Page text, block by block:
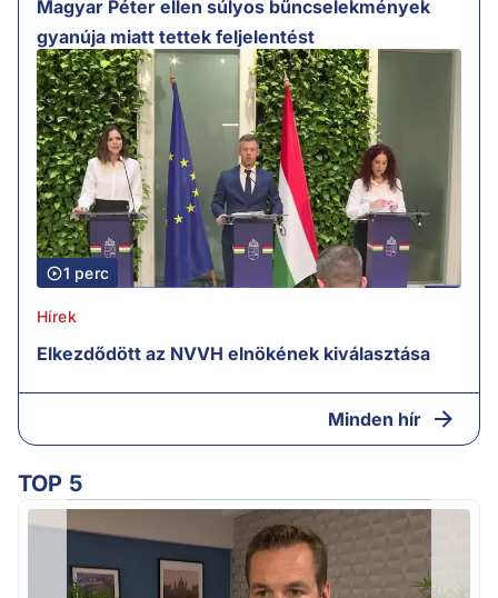
Magyar Péter ellen súlyos bűncselekmények
gyanúja miatt tettek feljelentést
1 perc
Hírek
Elkezdődött az NVVH elnökének kiválasztása
Minden hír
TOP 5